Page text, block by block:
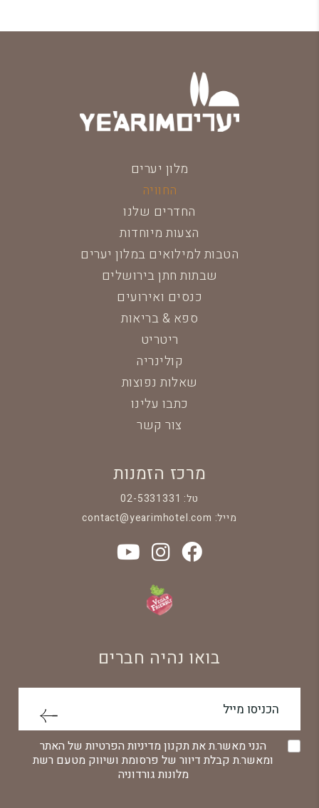
מלון יערים
החוויה
החדרים שלנו
הצעות מיוחדות
הטבות למילואים במלון יערים
שבתות חתן בירושלים
כנסים ואירועים
ספא & בריאות
ריטריט
קולינריה
שאלות נפוצות
כתבו עלינו
צור קשר
מרכז הזמנות
טל: 02-5331331
מייל: contact@yearimhotel.com
בואו נהיה חברים
הנני מאשר.ת את תקנון מדיניות הפרטיות של האתר
ומאשר.ת קבלת דיוור של פרסומת ושיווק מטעם רשת
מלונות גורדוניה